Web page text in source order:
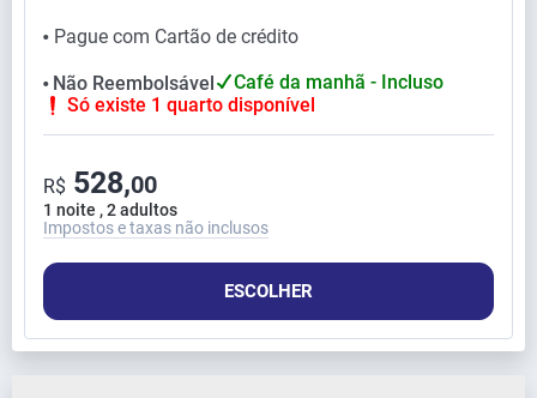
⬤ Pague com Cartão de crédito
⬤ Não Reembolsável
Café da manhã - Incluso
Só existe 1 quarto disponível
1 noite , 2 adultos
R$ 528,00
Impostos e taxas não inclusos
ESCOLHER